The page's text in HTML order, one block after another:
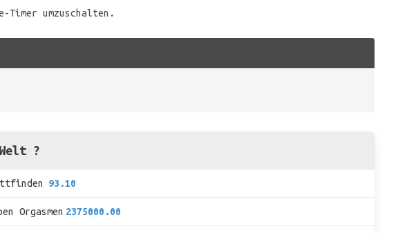
Timer umzuschalten.
?
93.10
Orgasmen 2375000.00